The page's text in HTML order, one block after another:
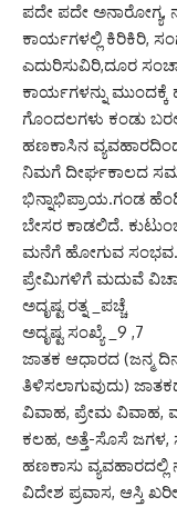
ಪದೇ ಪದೇ
ಕಾರ್ಯಗಳಲ್ಲಿ ಕಿರಿಕಿರಿ,
ಎದುರಿಸುವಿರಿ,ದೂರ
ಕಾರ್ಯಗಳನ್ನು ಮುಂದಕ್ಕೆ
ಗೊಂದಲಗಳು ಕಂಡು
ಹಣಕಾಸಿನ
ನಿಮಗೆ ದೀರ್ಘಕಾಲದ
ಭಿನ್ನಾಭಿಪ್ರಾಯ.ಗಂಡ
ಬೇಸರ ಕಾಡಲಿದೆ.
ಮನೆಗೆ ಹೋಗುವ ಸಂಭವ.
ಪ್ರೇಮಿಗಳಿಗೆ ಮದುವೆ
ಅದೃಷ್ಟ ರತ್ನ _ಪಚ್ಚೆ
ಅದೃಷ್ಟ ಸಂಖ್ಯೆ _9 ,7
ಜಾತಕ ಆಧಾರದ (ಜನ್ಮ
ತಿಳಿಸಲಾಗುವುದು)
ವಿವಾಹ, ಪ್ರೇಮ ವಿವಾಹ,
ಕಲಹ, ಅತ್ತೆ-ಸೊಸೆ ಜಗಳ,
ಹಣಕಾಸು ವ್ಯವಹಾರದಲ್ಲಿ
ವಿದೇಶ ಪ್ರವಾಸ, ಆಸ್ತಿ